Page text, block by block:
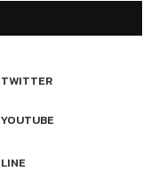
TWITTER
YOUTUBE
LINE